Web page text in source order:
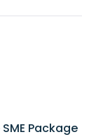
Package